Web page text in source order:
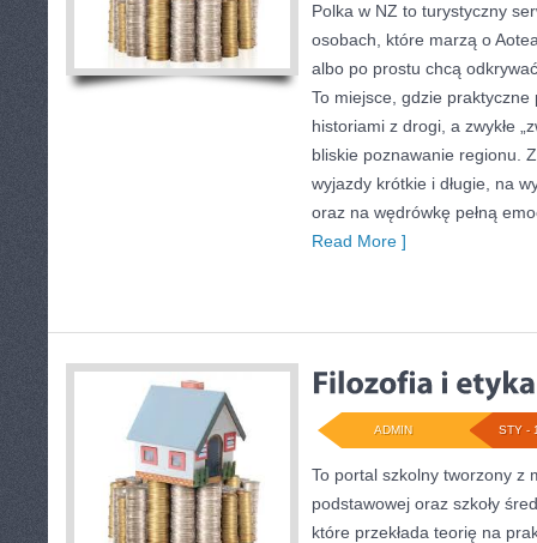
Polka w NZ to turystyczny
osobach, które marzą o
albo po prostu chcą
To miejsce, gdzie
historiami z drogi, a zwykłe
bliskie poznawanie regionu.
wyjazdy krótkie i długie, na
oraz na wędrówkę pełną
Read More ]
STY -
ADMIN
To portal szkolny tworzony z
podstawowej oraz szkoły
które przekłada teorię na